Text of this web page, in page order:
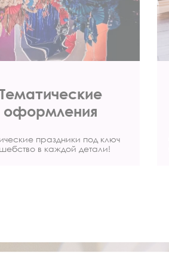
Тематические
оформления
праздники под ключ
в каждой детали!